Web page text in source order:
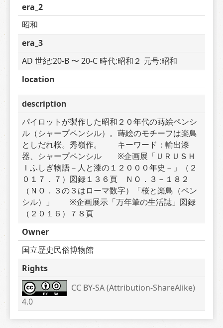
era_2
昭和
era_3
AD 世紀:20-B 〜 20-C 時代:昭和２ 元号:昭和
location
description
パイロットが製作した昭和２０年代の蒔絵ペンシ
ル（シャープペンシル）。蒔絵のモチーフは楽鳥
としだれ桜。秀嶺作。　　キーワード：輸出漆
器、シャープペンシル　　※企画展「ＵＲＵＳＨ
Ｉふしぎ物語－人と漆の１２０００年史－」（２
０１７．７）図録１３６頁　ＮＯ．３－１８２
（ＮＯ．３の３はローマ数字）「桜と楽鳥（ペン
シル）」　　※企画展示「万年筆の生活誌」図録
（２０１６）７８頁
Owner
国立歴史民俗博物館
Rights
CC BY-SA (Attribution-ShareAlike)
4.0